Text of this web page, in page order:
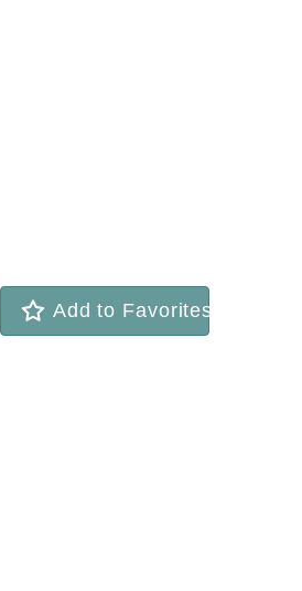
Add to Favorites